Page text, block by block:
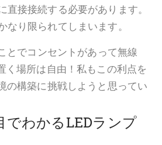
直接接続する必要があります。
なり限られてしまいます。
とでコンセントがあって無線
く場所は自由！私もこの利点を
の構築に挑戦しようと思ってい
でわかるLEDランプ